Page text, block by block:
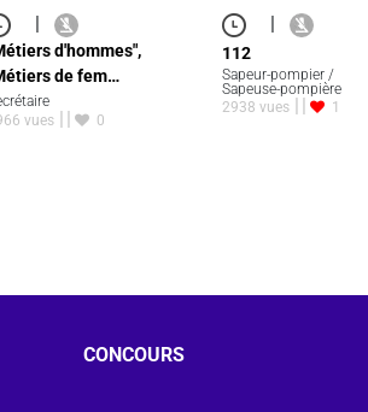
d'hommes",
de fem…
vues
0
112
Sapeur-pompier /
Sapeuse-pompière
2938 vues
1
CONCOURS